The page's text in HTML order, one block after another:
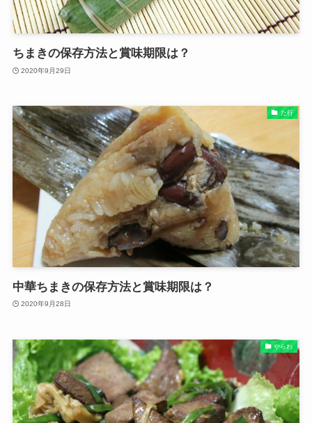
ちまきの保存方法と賞味期限は？
2020年9月29日
た行
中華ちまきの保存方法と賞味期限は？
2020年9月28日
やらわ